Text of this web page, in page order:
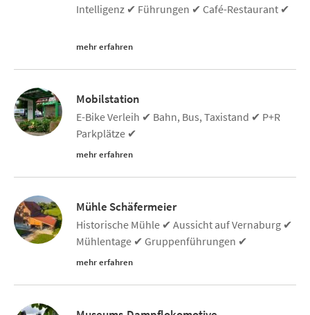
Intelligenz ✔ Führungen ✔ Café-Restaurant ✔
mehr erfahren
Mobilstation
E-Bike Verleih ✔ Bahn, Bus, Taxistand ✔ P+R
Parkplätze ✔
mehr erfahren
Mühle Schäfermeier
Historische Mühle ✔ Aussicht auf Vernaburg ✔
Mühlentage ✔ Gruppenführungen ✔
mehr erfahren